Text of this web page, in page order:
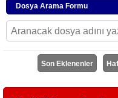
Dosya Arama Formu
Son Eklenenler